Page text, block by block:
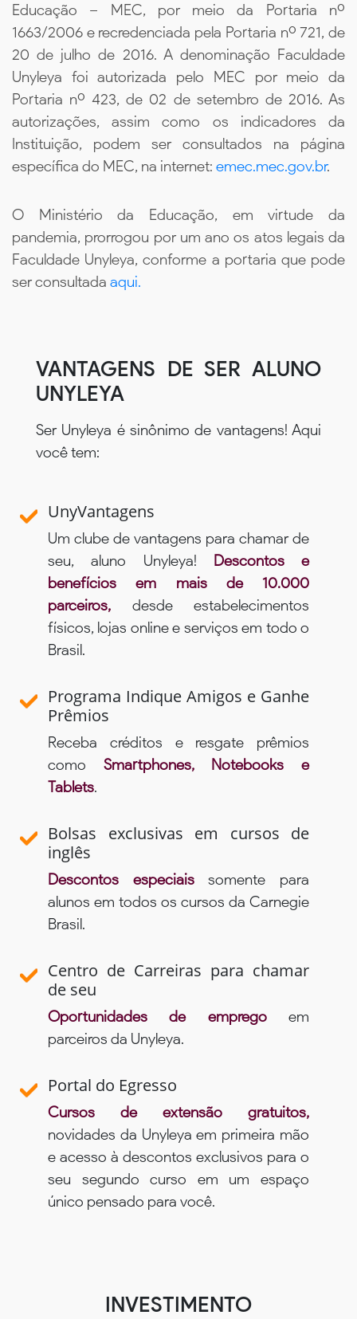
Educação – MEC, por meio da Portaria nº
1663/2006 e recredenciada pela Portaria nº 721, de
20 de julho de 2016. A denominação Faculdade
Unyleya foi autorizada pelo MEC por meio da
Portaria nº 423, de 02 de setembro de 2016. As
autorizações, assim como os indicadores da
Instituição, podem ser consultados na página
específica do MEC, na internet: emec.mec.gov.br.
O Ministério da Educação, em virtude da
pandemia, prorrogou por um ano os atos legais da
Faculdade Unyleya, conforme a portaria que pode
ser consultada aqui.
VANTAGENS DE SER ALUNO
UNYLEYA
Ser Unyleya é sinônimo de vantagens! Aqui
você tem:
UnyVantagens
Um clube de vantagens para chamar de
seu, aluno Unyleya! Descontos e
benefícios em mais de 10.000
parceiros, desde estabelecimentos
físicos, lojas online e serviços em todo o
Brasil.
Programa Indique Amigos e Ganhe
Prêmios
Receba créditos e resgate prêmios
como Smartphones, Notebooks e
Tablets.
Bolsas exclusivas em cursos de
inglês
Descontos especiaissomente para
alunos em todos os cursos da Carnegie
Brasil.
Centro de Carreiras para chamar
de seu
Oportunidades de empregoem
parceiros da Unyleya.
Portal do Egresso
Cursos de extensão gratuitos,
novidades da Unyleya em primeira mão
e acesso à descontos exclusivos para o
seu segundo curso em um espaço
único pensado para você.
INVESTIMENTO